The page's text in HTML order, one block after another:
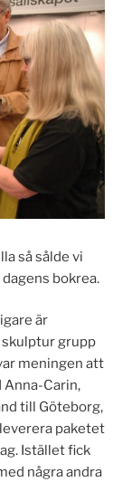
så sålde vi
bokrea.
är
skulptur grupp
meningen att
Carin,
till Göteborg,
paketet
Istället fick
några andra